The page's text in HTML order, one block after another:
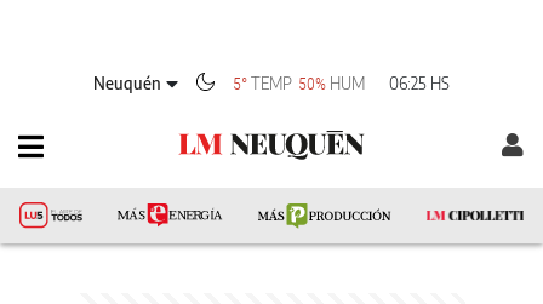
Neuquén 5°TEMP 50% HUM 06:25 HS